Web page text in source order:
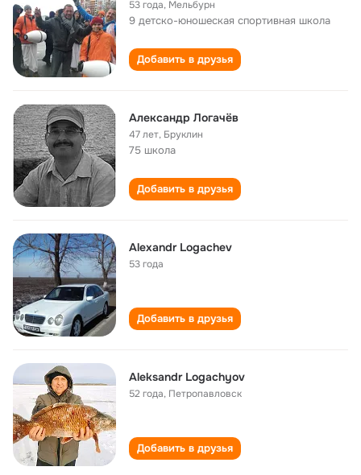
53 года, Мельбурн
9 детско-юношеская спортивная школа
Добавить в друзья
Александр Логачёв
47 лет, Бруклин
75 школа
Добавить в друзья
Alexandr Logachev
53 года
Добавить в друзья
Aleksandr Logachyov
52 года, Петропавловск
Добавить в друзья